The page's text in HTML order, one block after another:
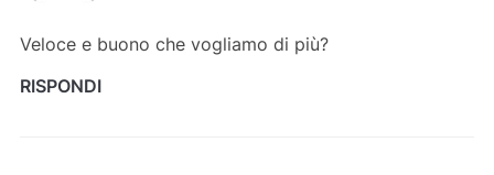
Veloce e buono che vogliamo di più?
RISPONDI